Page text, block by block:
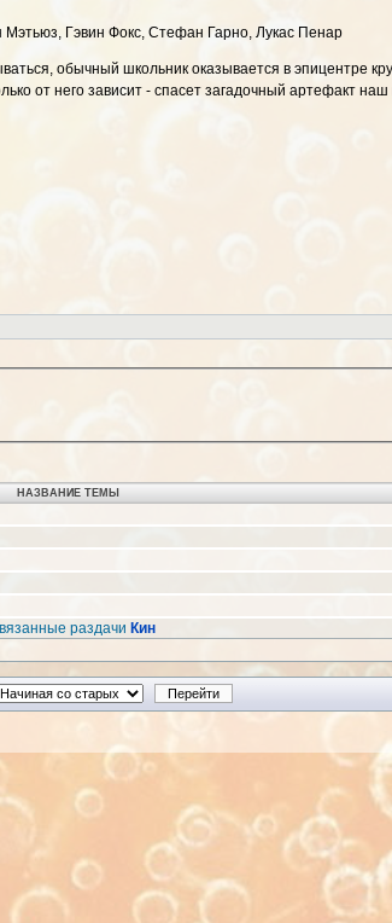
Гэвин Фокс, Стефан Гарно, Лукас Пенар
обычный школьник оказывается в эпицентре
от него зависит - спасет загадочный артефакт наш
НАЗВАНИЕ ТЕМЫ
раздачи Кин